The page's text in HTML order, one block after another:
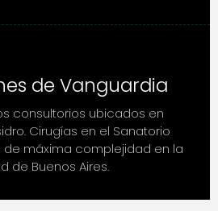
de Vanguardia
consultorios ubicados en
Cirugías en el Sanatorio
de máxima complejidad en la
de Buenos Aires.